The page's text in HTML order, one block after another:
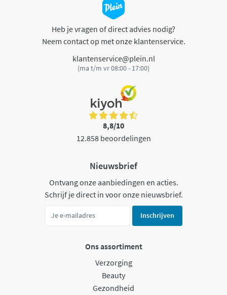
Heb je vragen of direct advies nodig?
Neem contact op met onze klantenservice.
klantenservice@plein.nl
(ma t/m vr 08:00 - 17:00)
8,8/10
12.858 beoordelingen
Nieuwsbrief
Ontvang onze aanbiedingen en acties.
Schrijf je direct in voor onze nieuwsbrief.
Inschrijven
Ons assortiment
Verzorging
Beauty
Gezondheid